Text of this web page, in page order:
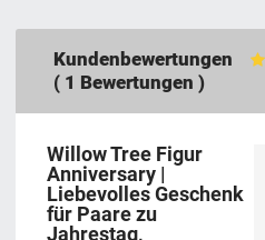
Kundenbewertungen
( 1 Bewertungen )
Willow Tree Figur
Anniversary |
Liebevolles Geschenk
für Paare zu
Jahrestag,